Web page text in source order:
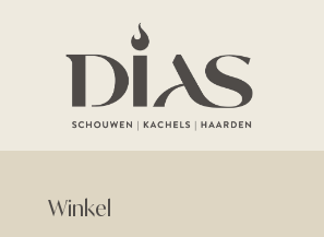
Winkel